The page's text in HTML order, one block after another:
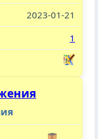
2023-01-21
1